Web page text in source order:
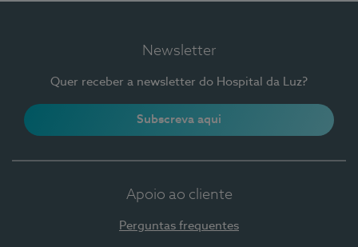
Newsletter
Quer receber a newsletter do Hospital da Luz?
Subscreva aqui
Apoio ao cliente
Perguntas frequentes